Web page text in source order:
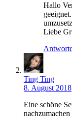
Hallo
Liebe
Ting Ting
8. August 2018
Eine schöne